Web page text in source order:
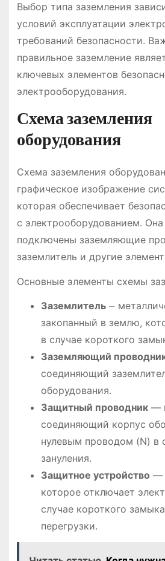
Выбор типа заземления
условий эксплуатации
требований безопасности.
правильное заземление
ключевых элементов
электрооборудования.
Схема заземления
оборудования
Схема заземления
графическое изображение
которая обеспечивает
с электрооборудованием. Она
подключены заземляющие
заземлитель и другие
Основные элементы схемы
Заземлитель⏤
закопанный в землю,
в случае короткого
Заземляющий
соединяющий
оборудования.
Защитный проводник—
соединяющий корпус
нулевым проводом (N) в
зануления.
Защитное устройство —
которое отключает
случае короткого
перегрузки.